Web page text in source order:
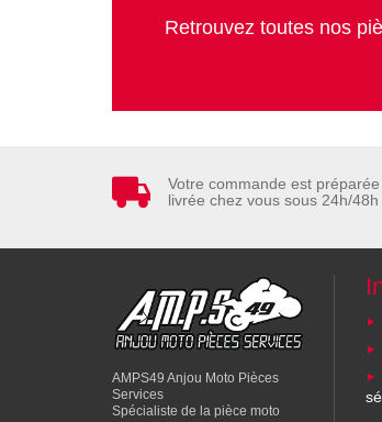
Retrouvez toutes nos
Votre commande est
livrée chez vous sous 24h/48h
AMPS49 Anjou Moto Pièces
Services
Spécialiste de la pièce moto